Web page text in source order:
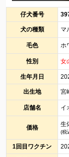
仔犬番号
犬の種類 マ
毛色 ホ
性別 女
生年月日
出生地 宮
店舗名 イ
価格 生
(税
1回目ワクチン